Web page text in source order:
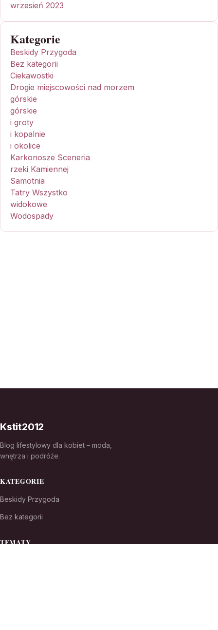
wrzesień 2023
Kategorie
Beskidy Przygoda
Bez kategorii
Ciekawostki
Drogie miejscowości nad morzem
górskie
górskie
i groty
i kopalnie
i okolice
Karkonosze Sceneria
rzeki Kamiennej
Samotnia
Tatry Wszystko
widokowe
Wodospady
Kstit2012
Blog lifestylowy dla kobiet – moda,
wnętrza i podróże.
KATEGORIE
Beskidy Przygoda
Bez kategorii
TEMATY